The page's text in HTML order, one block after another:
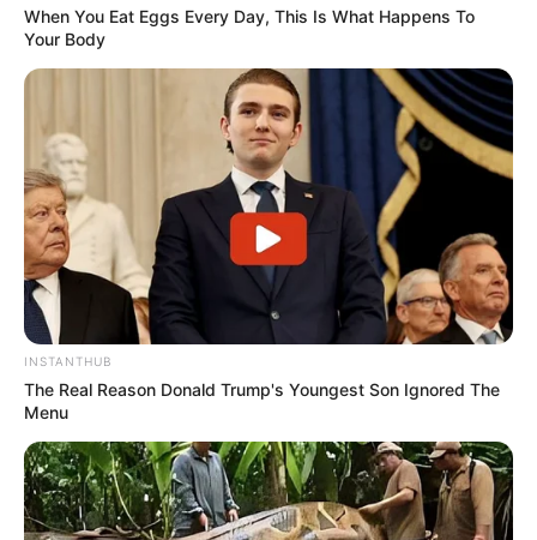
When You Eat Eggs Every Day, This Is What Happens To
Your Body
INSTANTHUB
The Real Reason Donald Trump's Youngest Son Ignored The
Menu